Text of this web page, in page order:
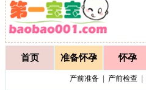
首页 准备怀孕 怀孕
产前准备| 产前检查|